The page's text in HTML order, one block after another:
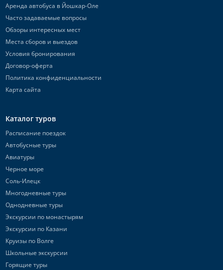
Аренда автобуса в Йошкар-Оле
Часто задаваемые вопросы
Обзоры интересных мест
Места сборов и выездов
Условия бронирования
Договор-оферта
Политика конфиденциальности
Карта сайта
Каталог туров
Расписание поездок
Автобусные туры
Авиатуры
Черное море
Соль-Илецк
Многодневные туры
Однодневные туры
Экскурсии по монастырям
Экскурсии по Казани
Круизы по Волге
Школьные экскурсии
Горящие туры